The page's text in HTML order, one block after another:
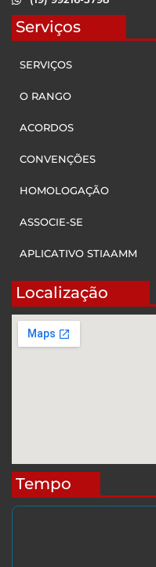
Serviços
SERVIÇOS
O RANGO
ACORDOS
CONVENÇÕES
HOMOLOGAÇÃO
ASSOCIE-SE
APLICATIVO STIAAMM
Localização
Tempo